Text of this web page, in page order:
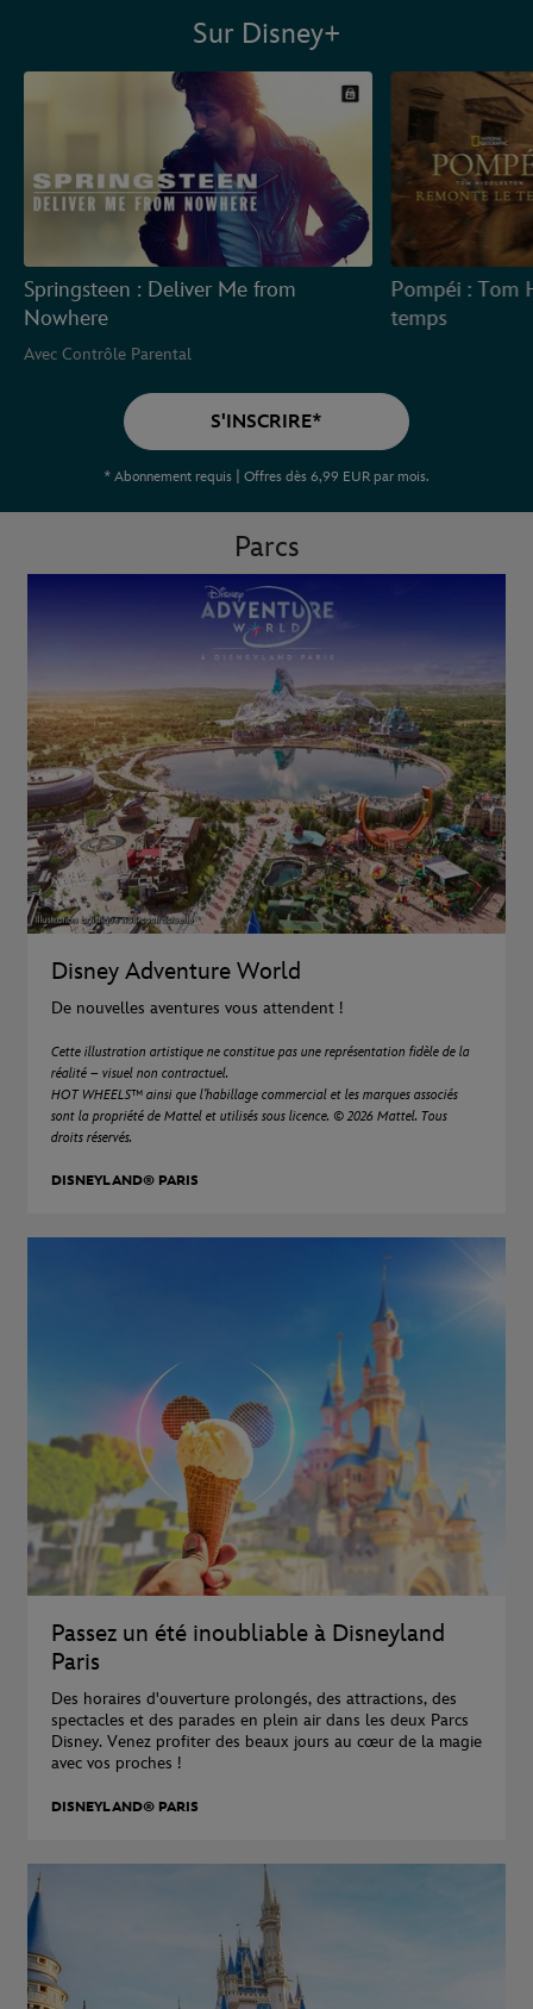
Sur Disney+
Springsteen : Deliver Me from
Nowhere
Avec Contrôle Parental
Pompéi : Tom
temps
S'INSCRIRE*
* Abonnement requis | Offres dès 6,99 EUR par mois.
Parcs
Disney Adventure World
De nouvelles aventures vous attendent !
Cette illustration artistique ne constitue pas une représentation fidèle de la
réalité – visuel non contractuel.
HOT WHEELS™ ainsi que l’habillage commercial et les marques associés
sont la propriété de Mattel et utilisés sous licence. © 2026 Mattel. Tous
droits réservés.
DISNEYLAND® PARIS
Passez un été inoubliable à Disneyland
Paris​
Des horaires d'ouverture prolongés, des attractions, des
spectacles et des parades en plein air dans les deux Parcs
Disney. Venez profiter des beaux jours au cœur de la magie
avec vos proches !
DISNEYLAND® PARIS